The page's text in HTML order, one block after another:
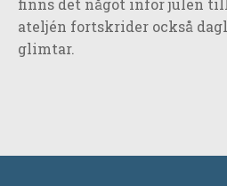
finns det något inför julen
ateljén fortskrider också
glimtar.